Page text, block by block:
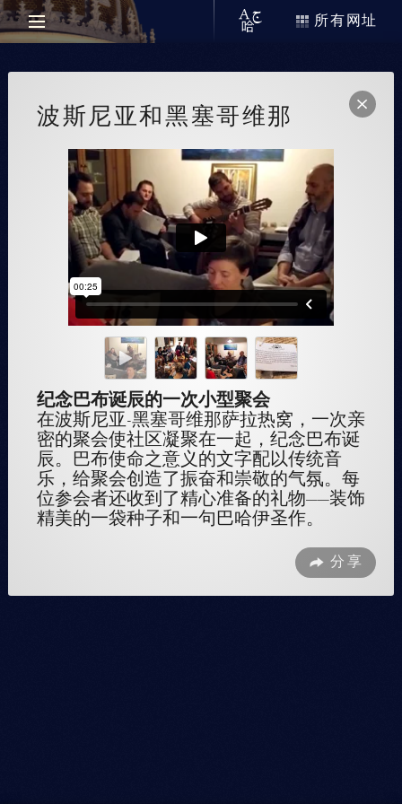
所有网址
波斯尼亚和黑塞哥维那
纪念巴布诞辰的一次小型聚会
在波斯尼亚-黑塞哥维那萨拉热窝，一次亲
密的聚会使社区凝聚在一起，纪念巴布诞
辰。巴布使命之意义的文字配以传统音
乐，给聚会创造了振奋和崇敬的气氛。每
位参会者还收到了精心准备的礼物——装饰
精美的一袋种子和一句巴哈伊圣作。
分享